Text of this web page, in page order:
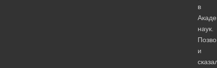
в
наук.
и